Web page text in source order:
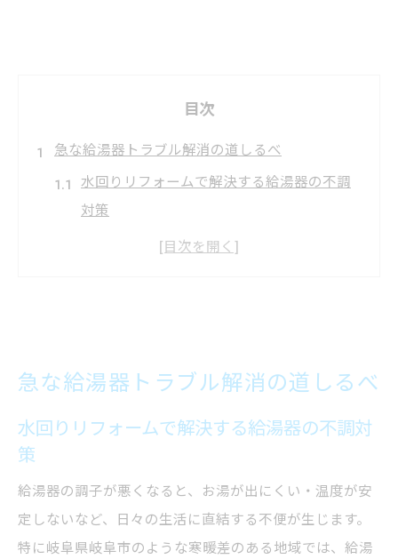
目次
急な給湯器トラブル解消の道しるべ
水回りリフォームで解決する給湯器の不調
対策
急なトラブル時に頼れる水回りリフォーム
支援策
トラブル発生時に知りたい水回りリフォー
水回りリフォームの賢い進め方を徹底解説
水回りリフォームを無駄なく進める手順ガ
イド
急な給湯器トラブル解消の道しるべ
水回りリフォームで解決する給湯器の不調対
策
給湯器の調子が悪くなると、お湯が出にくい・温度が安
定しないなど、日々の生活に直結する不便が生じます。
特に岐阜県岐阜市のような寒暖差のある地域では、給湯